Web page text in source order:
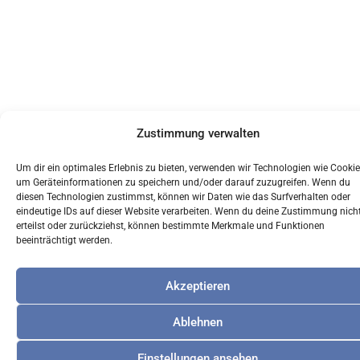
Zustimmung verwalten
Um dir ein optimales Erlebnis zu bieten, verwenden wir Technologien wie
um Geräteinformationen zu speichern und/oder darauf zuzugreifen. Wenn du
diesen Technologien zustimmst, können wir Daten wie das Surfverhalten oder
eindeutige IDs auf dieser Website verarbeiten. Wenn du deine Zustimmung
erteilst oder zurückziehst, können bestimmte Merkmale und Funktionen
beeinträchtigt werden.
Akzeptieren
Ablehnen